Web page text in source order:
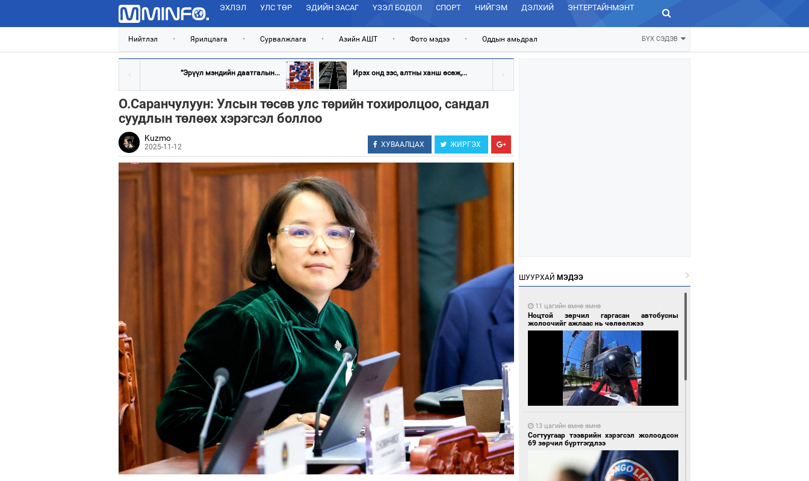
ЭХЛЭЛ УЛС ТӨР ЭДИЙН ЗАСАГ ҮЗЭЛ БОДОЛ СПОРТ НИЙГЭМ ДЭЛХИЙ ЭНТЕРТАЙНМЭНТ ЗУРХАЙ
Нийтлэл • Ярилцлага • Сурвалжлага • Азийн АШТ • Фото мэдээ • Оддын амьдрал БҮХ СЭДЭВ
“Эрүүл мэндийн даатгалын... Ирэх онд зэс, алтны ханш өсөж,...
О.Саранчулуун: Улсын төсөв улс төрийн тохиролцоо, сандал
суудлын төлөөх хэрэгсэл боллоо
Kuzmo
2025-11-12 ХУВААЛЦАХ ЖИРГЭХ
ШУУРХАЙ МЭДЭЭ
11 цагийн өмнө өмнө
Ноцтой зөрчил гаргасан автобусны
жолоочийг ажлаас нь чөлөөлжээ
13 цагийн өмнө өмнө
Согтуугаар тээврийн хэрэгсэл жолоодсон
69 зөрчил бүртгэгдлээ